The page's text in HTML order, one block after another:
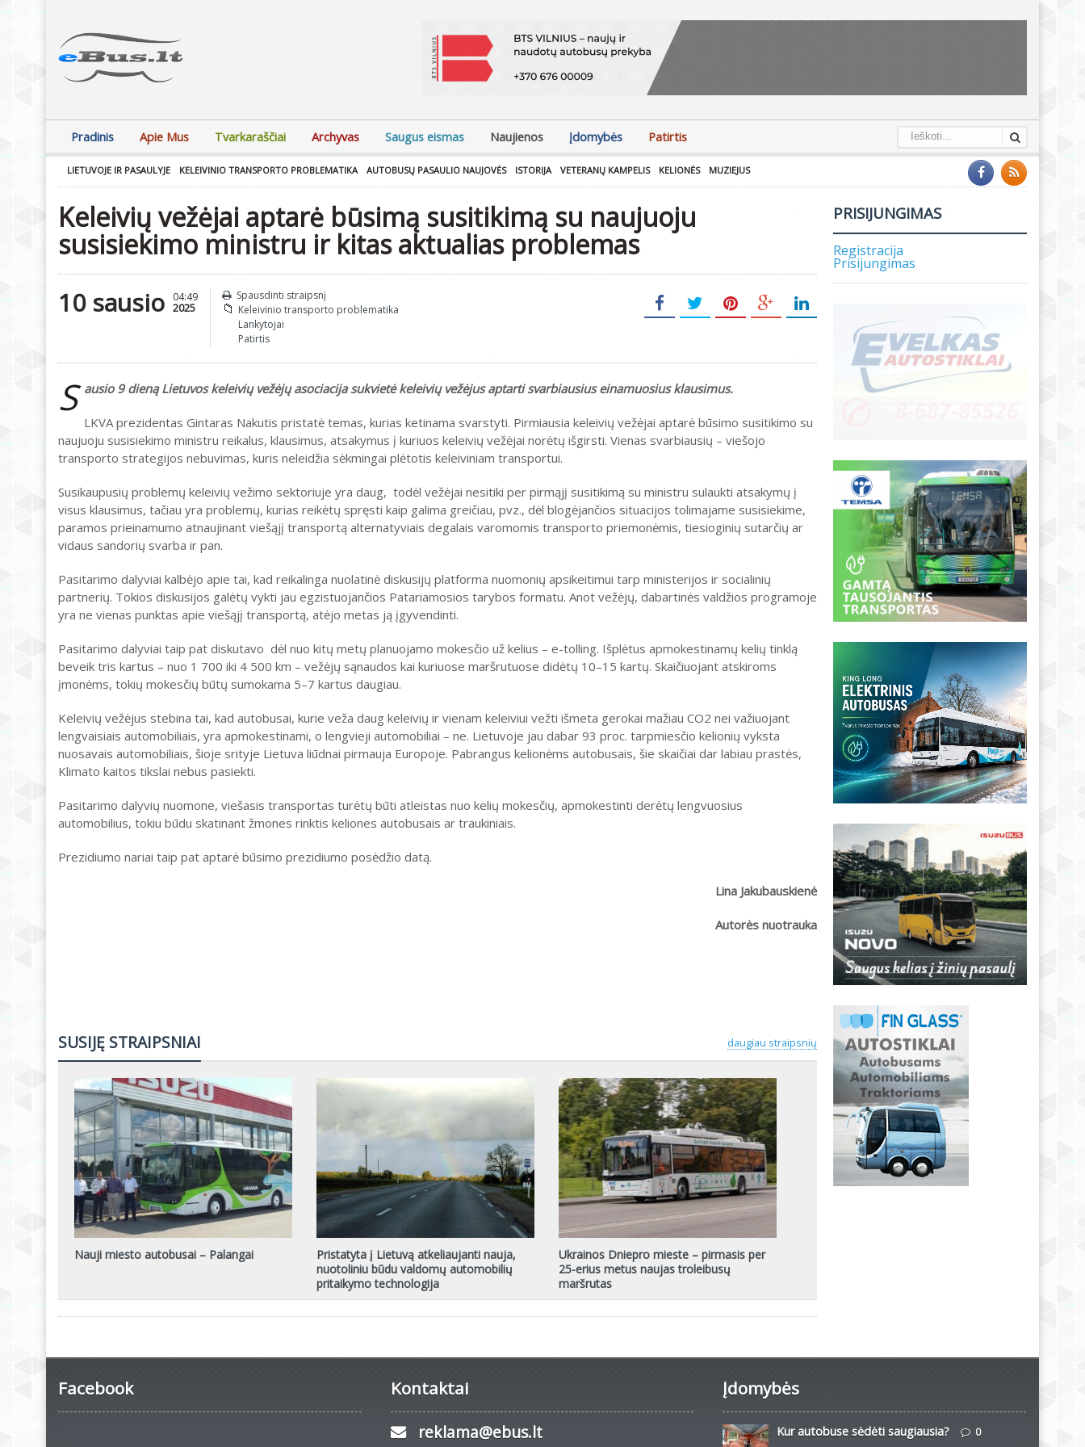
Pradinis Apie Mus Tvarkaraščiai Archyvas Saugus eismas Naujienos Įdomybės Patirtis
LIETUVOJE IR PASAULYJE KELEIVINIO TRANSPORTO PROBLEMATIKA AUTOBUSŲ PASAULIO NAUJOVĖS ISTORIJA VETERANŲ KAMPELIS KELIONĖS MUZIEJUS
Keleivių vežėjai aptarė būsimą susitikimą su naujuoju
susisiekimo ministru ir kitas aktualias problemas
10 sausio 04:49
2025
Spausdinti straipsnį
Keleivinio transporto problematika
Lankytojai
Patirtis
S ausio 9 dieną Lietuvos keleivių vežėjų asociacija sukvietė keleivių vežėjus aptarti svarbiausius einamuosius klausimus.
LKVA prezidentas Gintaras Nakutis pristatė temas, kurias ketinama svarstyti. Pirmiausia keleivių vežėjai aptarė būsimo susitikimo su
naujuoju susisiekimo ministru reikalus, klausimus, atsakymus į kuriuos keleivių vežėjai norėtų išgirsti. Vienas svarbiausių – viešojo
transporto strategijos nebuvimas, kuris neleidžia sėkmingai plėtotis keleiviniam transportui.
Susikaupusių problemų keleivių vežimo sektoriuje yra daug, todėl vežėjai nesitiki per pirmąjį susitikimą su ministru sulaukti atsakymų į
visus klausimus, tačiau yra problemų, kurias reikėtų spręsti kaip galima greičiau, pvz., dėl blogėjančios situacijos tolimajame susisiekime,
paramos prieinamumo atnaujinant viešąjį transportą alternatyviais degalais varomomis transporto priemonėmis, tiesioginių sutarčių ar
vidaus sandorių svarba ir pan.
Pasitarimo dalyviai kalbėjo apie tai, kad reikalinga nuolatinė diskusijų platforma nuomonių apsikeitimui tarp ministerijos ir socialinių
partnerių. Tokios diskusijos galėtų vykti jau egzistuojančios Patariamosios tarybos formatu. Anot vežėjų, dabartinės valdžios programoje
yra ne vienas punktas apie viešąjį transportą, atėjo metas ją įgyvendinti.
Pasitarimo dalyviai taip pat diskutavo dėl nuo kitų metų planuojamo mokesčio už kelius – e-tolling. Išplėtus apmokestinamų kelių tinklą
beveik tris kartus – nuo 1 700 iki 4 500 km – vežėjų sąnaudos kai kuriuose maršrutuose didėtų 10–15 kartų. Skaičiuojant atskiroms
įmonėms, tokių mokesčių būtų sumokama 5–7 kartus daugiau.
Keleivių vežėjus stebina tai, kad autobusai, kurie veža daug keleivių ir vienam keleiviui vežti išmeta gerokai mažiau CO2 nei važiuojant
lengvaisiais automobiliais, yra apmokestinami, o lengvieji automobiliai – ne. Lietuvoje jau dabar 93 proc. tarpmiesčio kelionių vyksta
nuosavais automobiliais, šioje srityje Lietuva liūdnai pirmauja Europoje. Pabrangus kelionėms autobusais, šie skaičiai dar labiau prastės,
Klimato kaitos tikslai nebus pasiekti.
Pasitarimo dalyvių nuomone, viešasis transportas turėtų būti atleistas nuo kelių mokesčių, apmokestinti derėtų lengvuosius
automobilius, tokiu būdu skatinant žmones rinktis keliones autobusais ar traukiniais.
Prezidiumo nariai taip pat aptarė būsimo prezidiumo posėdžio datą.
Lina Jakubauskienė
Autorės nuotrauka
daugiau straipsnių
SUSIJĘ STRAIPSNIAI
Nauji miesto autobusai – Palangai
Pristatyta į Lietuvą atkeliaujanti nauja,
nuotoliniu būdu valdomų automobilių
pritaikymo technologija
Ukrainos Dniepro mieste – pirmasis per
25-erius metus naujas troleibusų
maršrutas
PRISIJUNGIMAS
Registracija
Prisijungimas
Facebook Kontaktai
reklama@ebus.lt
Įdomybės
Kur autobuse sėdėti saugiausia? 0